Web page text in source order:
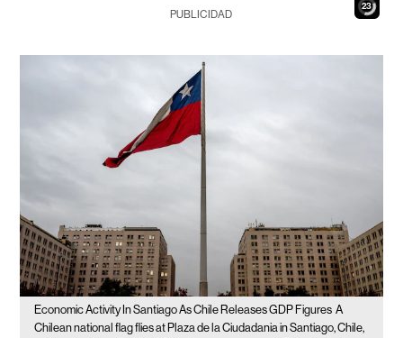
21
PUBLICIDAD
Economic Activity In Santiago As Chile Releases GDP Figures A
Chilean national flag flies at Plaza de la Ciudadania in Santiago, Chile,